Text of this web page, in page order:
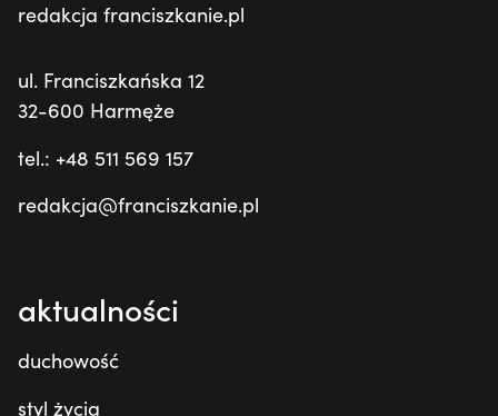
redakcja franciszkanie.pl
ul. Franciszkańska 12
32-600 Harmęże
tel.: +48 511 569 157
redakcja@franciszkanie.pl
aktualności
duchowość
styl życia